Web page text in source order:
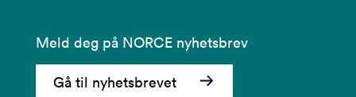
Meld deg på NORCE nyhetsbrev
Gå til nyhetsbrevet